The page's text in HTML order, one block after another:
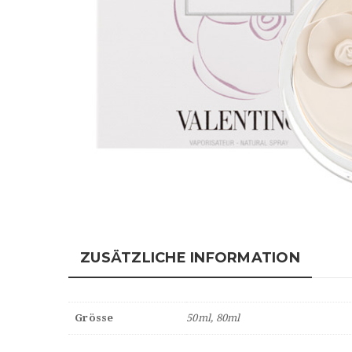
ZUSÄTZLICHE INFORMATION
Grösse 50ml, 80ml